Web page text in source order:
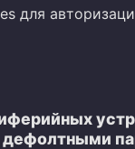
для
дефолтными